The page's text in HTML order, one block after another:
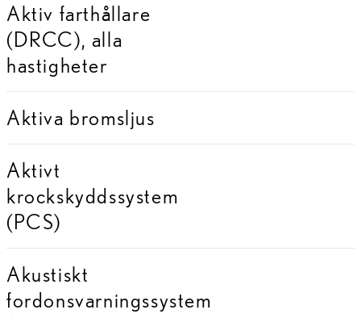
Aktiv farthållare
(DRCC), alla
hastigheter
Aktiva bromsljus
Aktivt
krockskyddssystem
(PCS)
Akustiskt
fordonsvarningssystem